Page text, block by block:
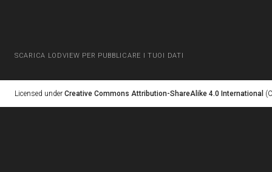
SCARICA LODVIEW PER PUBBLICARE I TUOI DATI
Licensed under Creative Commons Attribution-ShareAlike 4.0 International